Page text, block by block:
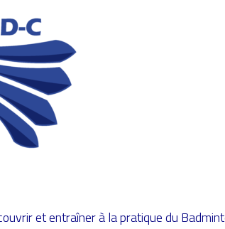
et entraîner à la pratique du